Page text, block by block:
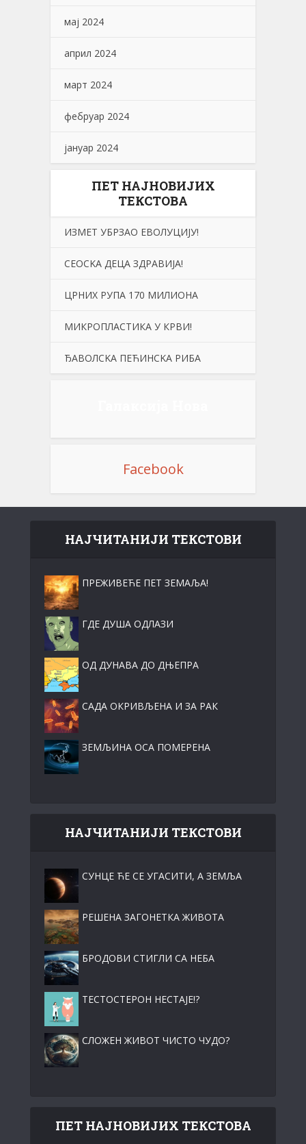
мај 2024
април 2024
март 2024
фебруар 2024
јануар 2024
ПЕТ НАЈНОВИЈИХ
ТЕКСТОВА
ИЗМЕТ УБРЗАО ЕВОЛУЦИЈУ!
СЕОСKА ДЕЦА ЗДРАВИЈА!
ЦРНИХ РУПА 170 МИЛИОНА
МИКРОПЛАСТИКА У КРВИ!
ЂАВОЛСKА ПЕЋИНСKА РИБА
Facebook
НАЈЧИТАНИЈИ ТЕКСТОВИ
ПРЕЖИВЕЋЕ ПЕТ ЗЕМАЉА!
ГДЕ ДУША ОДЛАЗИ
ОД ДУНАВА ДО ДЊЕПРА
САДА ОКРИВЉЕНА И ЗА РАК
ЗЕМЉИНА ОСА ПОМЕРЕНА
НАЈЧИТАНИЈИ ТЕКСТОВИ
СУНЦЕ ЋЕ СЕ УГАСИТИ, А ЗЕМЉА
РЕШЕНА ЗАГОНЕТКА ЖИВОТА
БРОДОВИ СТИГЛИ СА НЕБА
ТЕСТОСТЕРОН НЕСТАЈЕ!?
СЛОЖЕН ЖИВОТ ЧИСТО ЧУДО?
ПЕТ НАЈНОВИЈИХ ТЕКСТОВА